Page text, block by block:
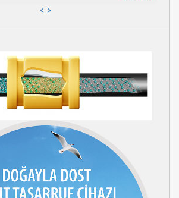
GALVANİZLEME SANAYİ A.Ş.SİLİVRİ
2 adet Çinko eritme ünitelerine yakıt
gerçekleşmiştir....
İSTANBUL OTOMOTİV SANAYİ VE
Organize Sanayi bölgesinde bulunan
sektöründe faaliyet gösteren 4 ton ve 8 ton
üretim ve tüketim verilerek dikkate
el...
Devamı >>
< >